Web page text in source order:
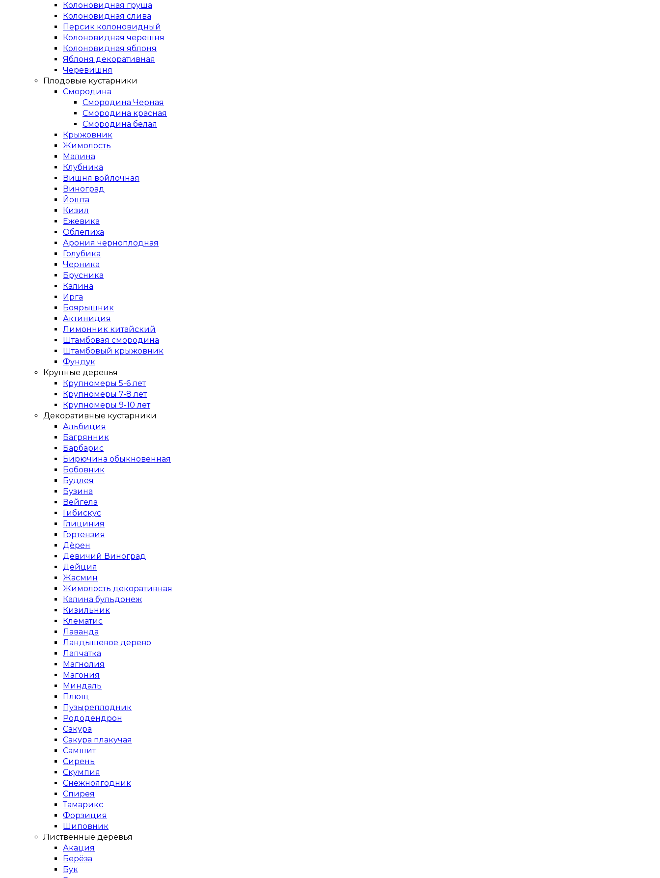
Колоновидная груша
Колоновидная слива
Персик колоновидный
Колоновидная черешня
Колоновидная яблоня
Яблоня декоративная
Черевишня
Плодовые кустарники
Смородина
Смородина Черная
Смородина красная
Смородина белая
Крыжовник
Жимолость
Малина
Клубника
Вишня войлочная
Виноград
Йошта
Кизил
Ежевика
Облепиха
Арония черноплодная
Голубика
Черника
Брусника
Калина
Ирга
Боярышник
Актинидия
Лимонник китайский
Штамбовая смородина
Штамбовый крыжовник
Фундук
Крупные деревья
Крупномеры 5-6 лет
Крупномеры 7-8 лет
Крупномеры 9-10 лет
Декоративные кустарники
Альбиция
Багрянник
Барбарис
Бирючина обыкновенная
Бобовник
Будлея
Бузина
Вейгела
Гибискус
Глициния
Гортензия
Дёрен
Девичий Виноград
Дейция
Жасмин
Жимолость декоративная
Калина бульдонеж
Кизильник
Клематис
Лаванда
Ландышевое дерево
Лапчатка
Магнолия
Магония
Миндаль
Плющ
Пузыреплодник
Рододендрон
Сакура
Сакура плакучая
Самшит
Сирень
Скумпия
Снежноягодник
Спирея
Тамарикс
Форзиция
Шиповник
Лиственные деревья
Акация
Берёза
Бук